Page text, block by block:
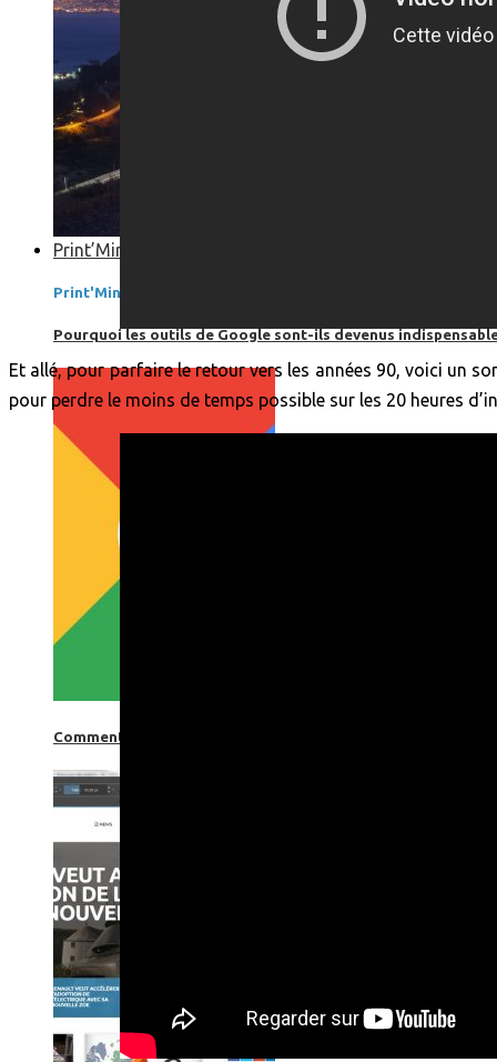
Print’Minute
Print'Minute
Pourquoi les outils de Google sont-ils devenus
Comment utiliser « Photoshop » gratuitement et légalement
Et allé, pour parfaire le retour vers les années 90, voici un
pour perdre le moins de temps possible sur les 20 heures